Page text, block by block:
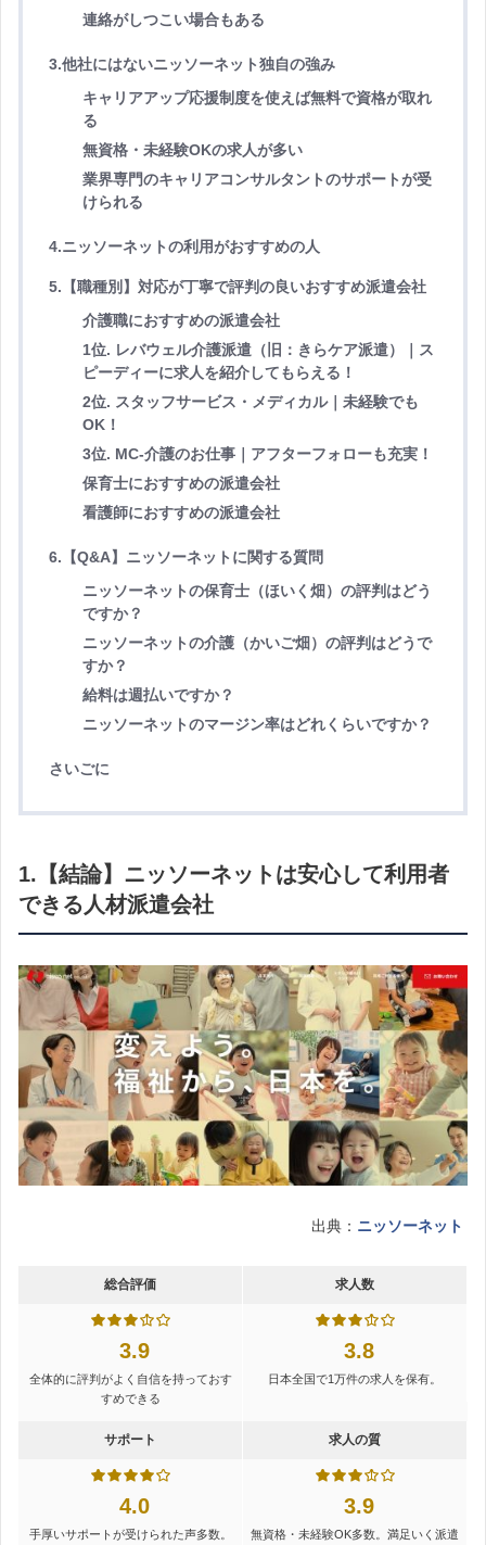
連絡がしつこい場合もある
3.他社にはないニッソーネット独自の強み
キャリアアップ応援制度を使えば無料で資格が取れ
る
無資格・未経験OKの求人が多い
業界専門のキャリアコンサルタントのサポートが受
けられる
4.ニッソーネットの利用がおすすめの人
5.【職種別】対応が丁寧で評判の良いおすすめ派遣会社
介護職におすすめの派遣会社
1位. レバウェル介護派遣（旧：きらケア派遣）｜ス
ピーディーに求人を紹介してもらえる！
2位. スタッフサービス・メディカル｜未経験でも
OK！
3位. MC-介護のお仕事｜アフターフォローも充実！
保育士におすすめの派遣会社
看護師におすすめの派遣会社
6.【Q&A】ニッソーネットに関する質問
ニッソーネットの保育士（ほいく畑）の評判はどう
ですか？
ニッソーネットの介護（かいご畑）の評判はどうで
すか？
給料は週払いですか？
ニッソーネットのマージン率はどれくらいですか？
さいごに
1.【結論】ニッソーネットは安心して利用者
できる人材派遣会社
出典： ニッソーネット
総合評価
3.9
全体的に評判がよく自信を持っておす
すめできる
求人数
3.8
日本全国で1万件の求人を保有。
サポート
4.0
手厚いサポートが受けられた声多数。
求人の質
3.9
無資格・未経験OK多数。満足いく派遣